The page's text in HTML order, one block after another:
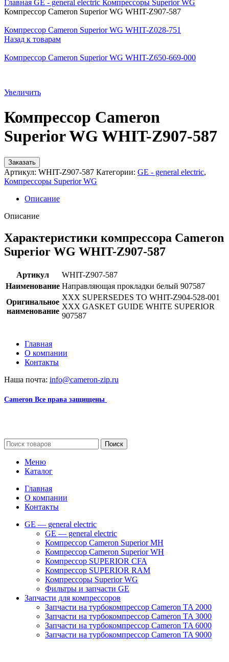
Главная GE - general electric Компрессоры Superior WG
Компрессор Cameron Superior WG WHIT-Z907-587
Компрессор Cameron Superior WG WHIT-Z028-751
Назад к товарам
Компрессор Cameron Superior WG WHIT-Z650-669-000
Увеличить
Компрессор Cameron
Superior WG WHIT-Z907-587
Заказать
Артикул: WHIT-Z907-587 Категории: GE - general electric,
Компрессоры Superior WG
Описание
Описание
Характеристики компрессора Cameron
Superior WG WHIT-Z907-587
Артикул
WHIT-Z907-587
Наименование Направляющая прокладки белый 907587
Оригинальное
наименование
XXX SUPERSEDES TO WHIT-Z904-528-001
XXX GASKET GUIDE WHITE SUPERIOR
907587
Главная
О компании
Контакты
Наша почта: info@cameron-zip.ru
Cameron Все права защищены
Поиск
Меню
Каталог
Главная
О компании
Контакты
GE — general electric
GE — general electric
Компрессор Cameron Superior MH
Компрессор Cameron Superior WH
Компрессор SUPERIOR CFA
Компрессор SUPERIOR RAM
Компрессоры Superior WG
Фильтры и запчасти GE
Запчасти для компрессоров
Запчасти на турбокомпрессор Cameron TA 2000
Запчасти на турбокомпрессор Cameron TA 3000
Запчасти на турбокомпрессор Cameron TA 6000
Запчасти на турбокомпрессор Cameron TA 9000